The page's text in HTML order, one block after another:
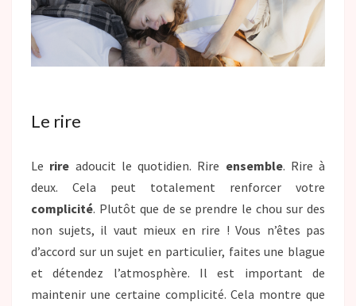
Le rire
Le rire adoucit le quotidien. Rire ensemble. Rire à
deux. Cela peut totalement renforcer votre
complicité. Plutôt que de se prendre le chou sur des
non sujets, il vaut mieux en rire ! Vous n’êtes pas
d’accord sur un sujet en particulier, faites une blague
et détendez l’atmosphère. Il est important de
maintenir une certaine complicité. Cela montre que